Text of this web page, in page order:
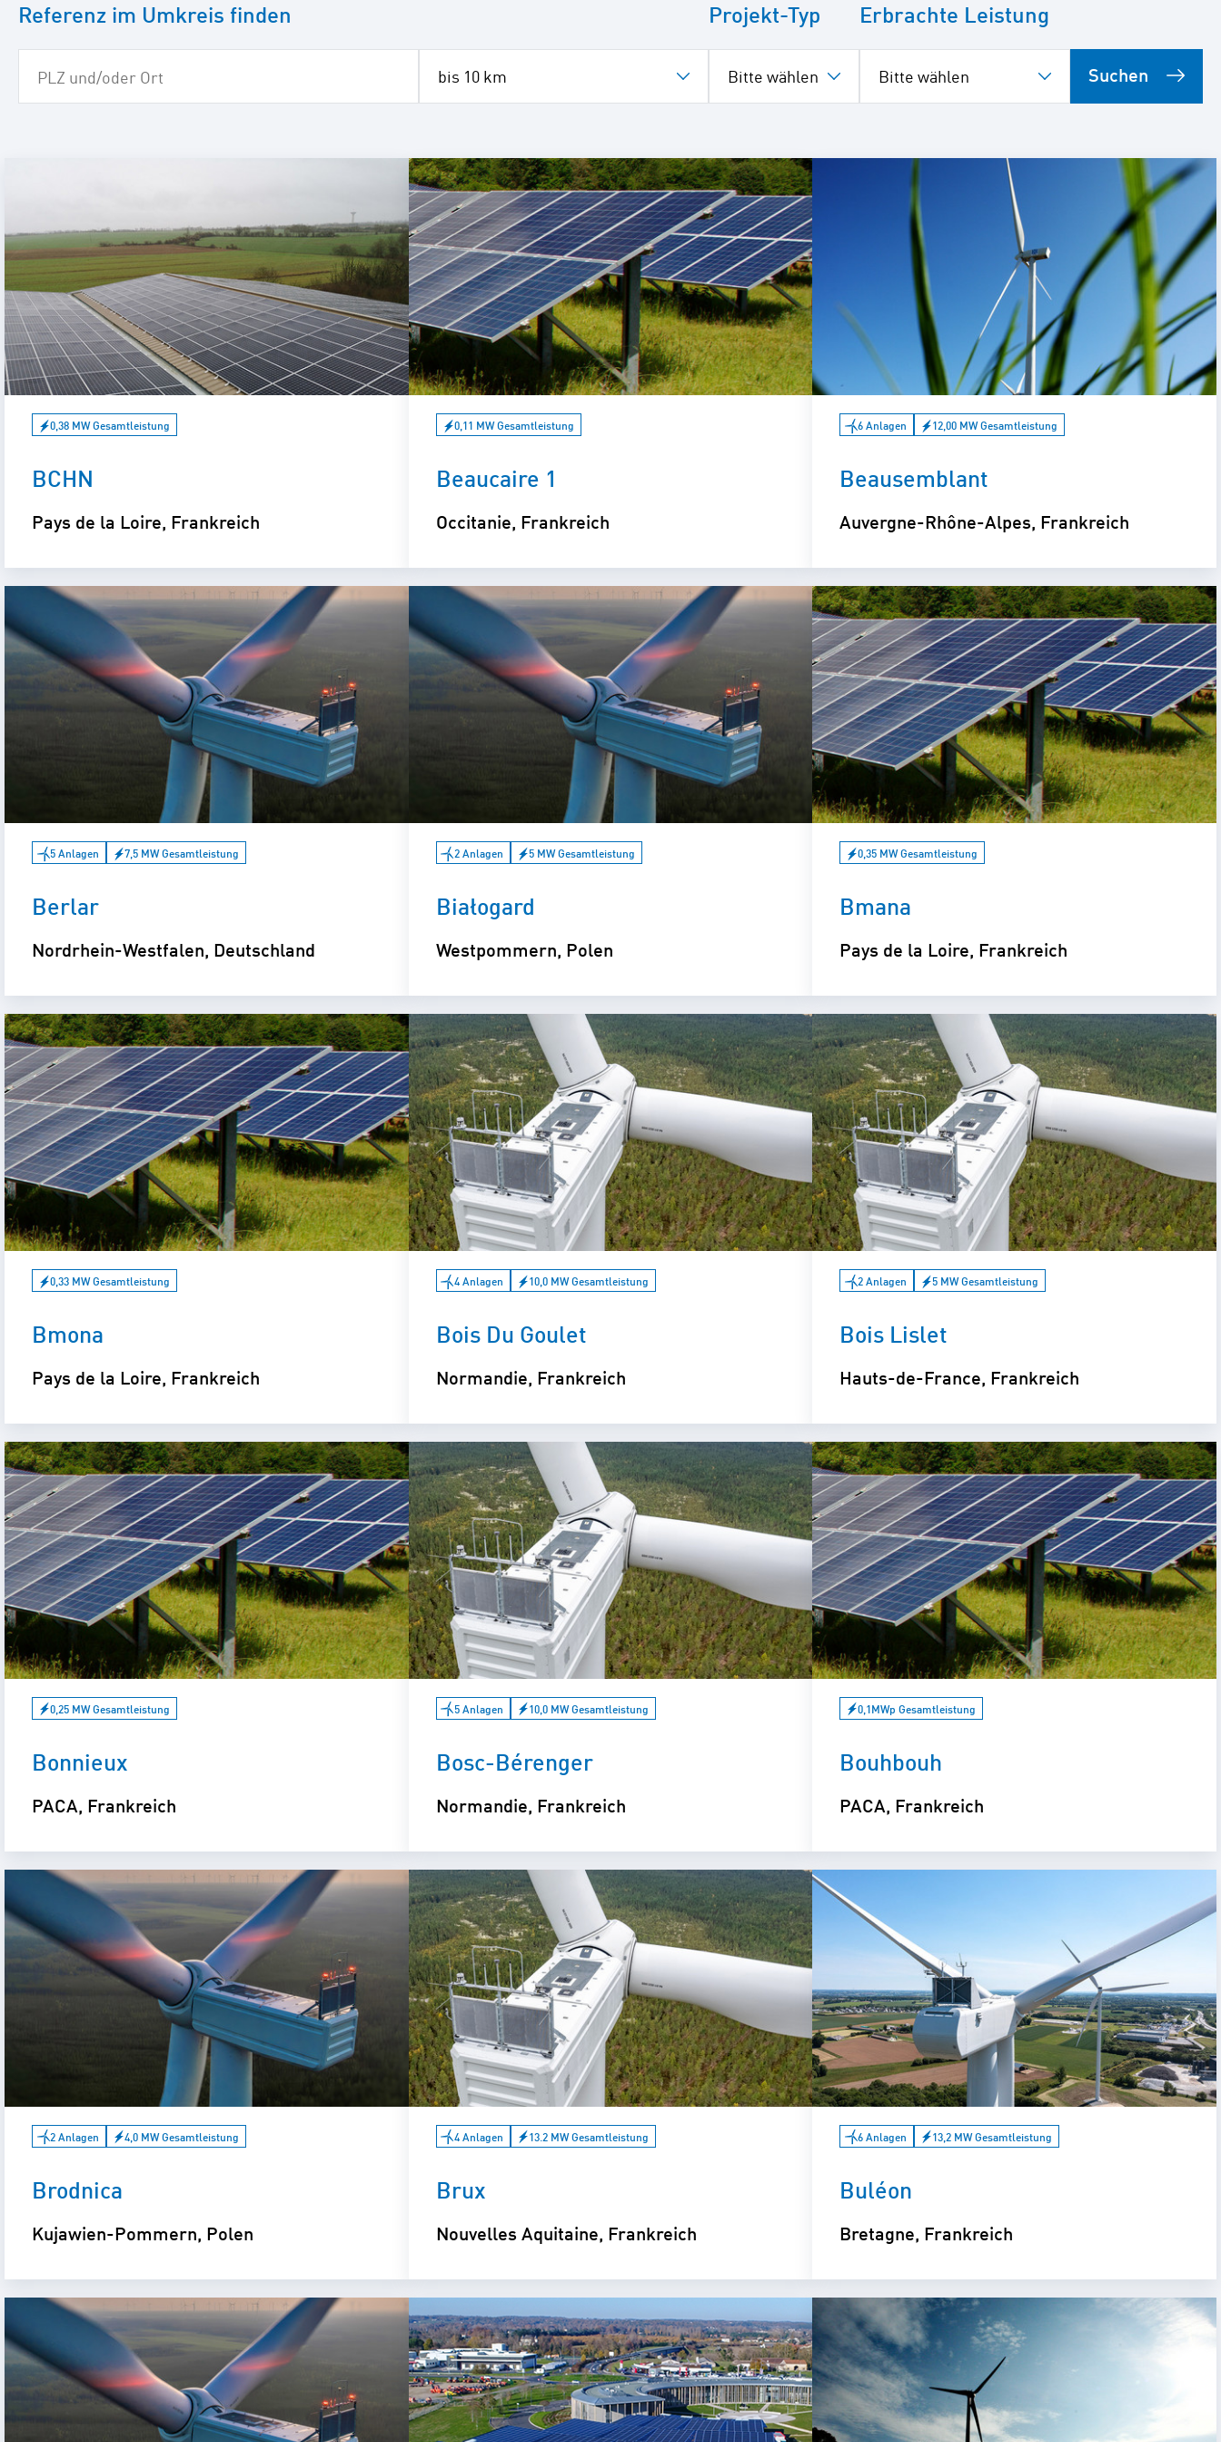
Referenz im Umkreis finden Projekt-Typ Erbrachte Leistung
Suchen
0,38 MW Gesamtleistung
BCHN
Pays de la Loire, Frankreich
0,11 MW Gesamtleistung
Beaucaire 1
Occitanie, Frankreich
6 Anlagen 12,00 MW Gesamtleistung
Beausemblant
Auvergne-Rhône-Alpes, Frankreich
5 Anlagen 7,5 MW Gesamtleistung
Berlar
Nordrhein-Westfalen, Deutschland
2 Anlagen 5 MW Gesamtleistung
Białogard
Westpommern, Polen
0,35 MW Gesamtleistung
Bmana
Pays de la Loire, Frankreich
0,33 MW Gesamtleistung
Bmona
Pays de la Loire, Frankreich
4 Anlagen 10,0 MW Gesamtleistung
Bois Du Goulet
Normandie, Frankreich
2 Anlagen 5 MW Gesamtleistung
Bois Lislet
Hauts-de-France, Frankreich
0,25 MW Gesamtleistung
Bonnieux
PACA, Frankreich
5 Anlagen 10,0 MW Gesamtleistung
Bosc-Bérenger
Normandie, Frankreich
0,1MWp Gesamtleistung
Bouhbouh
PACA, Frankreich
2 Anlagen 4,0 MW Gesamtleistung
Brodnica
Kujawien-Pommern, Polen
4 Anlagen 13.2 MW Gesamtleistung
Brux
Nouvelles Aquitaine, Frankreich
6 Anlagen 13,2 MW Gesamtleistung
Buléon
Bretagne, Frankreich